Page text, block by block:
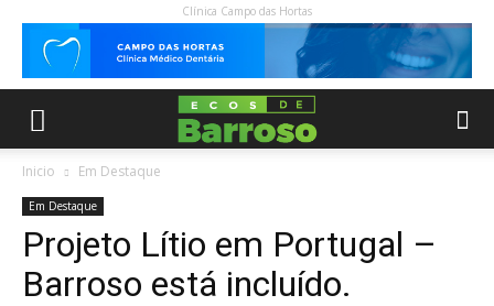
Clínica Campo das Hortas
Inicio Em Destaque
Em Destaque
Projeto Lítio em Portugal –
Barroso está incluído.